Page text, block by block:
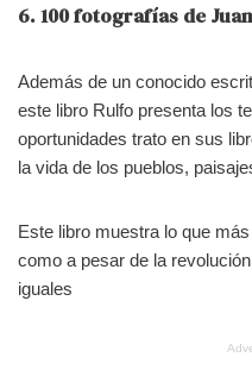
6. 100 fotografías de
Además de un conocido
este libro Rulfo presenta los
oportunidades trato en sus
la vida de los pueblos,
Este libro muestra lo que
como a pesar de la
iguales